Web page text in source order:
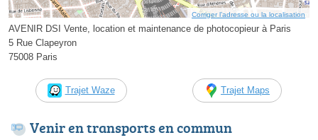
Corriger l’adresse ou la localisation
AVENIR DSI Vente, location et maintenance de photocopieur à Paris
5 Rue Clapeyron
75008 Paris
Trajet Waze Trajet Maps
Venir en transports en commun